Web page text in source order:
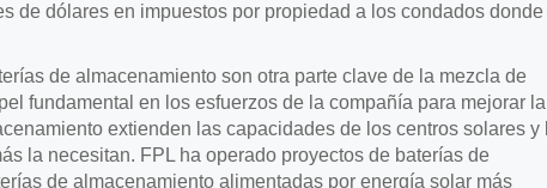
de dólares en impuestos por propiedad a los condados donde
de almacenamiento son otra parte clave de la mezcla de
fundamental en los esfuerzos de la compañía para mejorar la
extienden las capacidades de los centros solares y
la necesitan. FPL ha operado proyectos de baterías de
de almacenamiento alimentadas por energía solar más